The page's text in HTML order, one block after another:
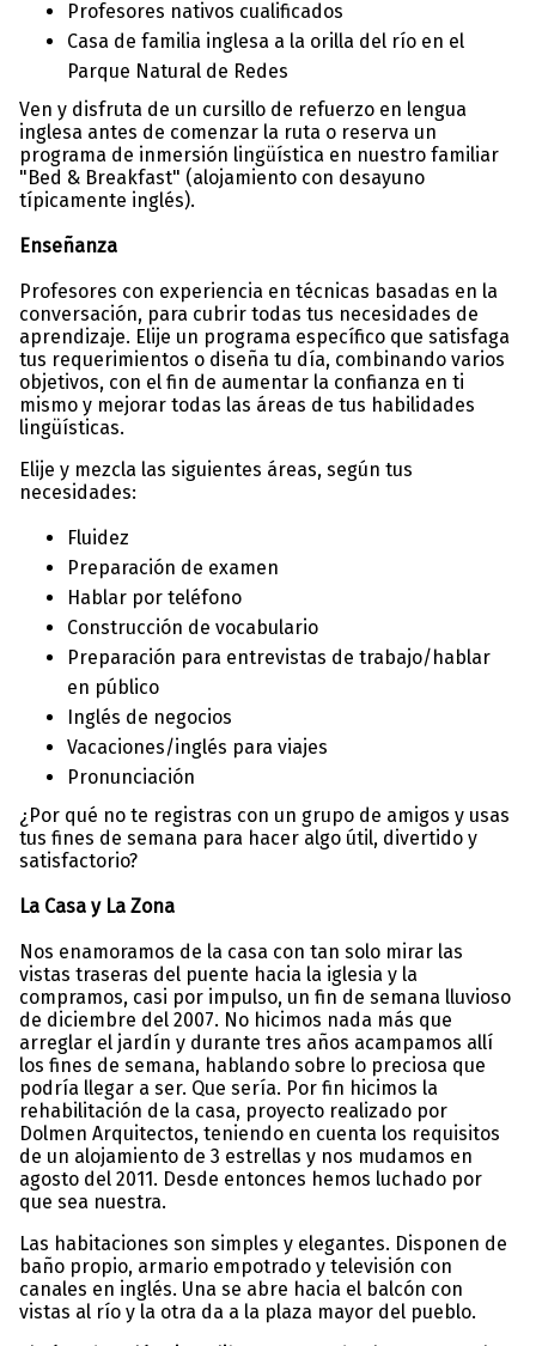
Profesores nativos cualificados
Casa de familia inglesa a la orilla del río en el
Parque Natural de Redes
Ven y disfruta de un cursillo de refuerzo en lengua
inglesa antes de comenzar la ruta o reserva un
programa de inmersión lingüística en nuestro familiar
"Bed & Breakfast" (alojamiento con desayuno
típicamente inglés).
Enseñanza
Profesores con experiencia en técnicas basadas en la
conversación, para cubrir todas tus necesidades de
aprendizaje. Elije un programa específico que satisfaga
tus requerimientos o diseña tu día, combinando varios
objetivos, con el fin de aumentar la confianza en ti
mismo y mejorar todas las áreas de tus habilidades
lingüísticas.
Elije y mezcla las siguientes áreas, según tus
necesidades:
Fluidez
Preparación de examen
Hablar por teléfono
Construcción de vocabulario
Preparación para entrevistas de trabajo/hablar
en público
Inglés de negocios
Vacaciones/inglés para viajes
Pronunciación
¿Por qué no te registras con un grupo de amigos y usas
tus fines de semana para hacer algo útil, divertido y
satisfactorio?
La Casa y La Zona
Nos enamoramos de la casa con tan solo mirar las
vistas traseras del puente hacia la iglesia y la
compramos, casi por impulso, un fin de semana lluvioso
de diciembre del 2007. No hicimos nada más que
arreglar el jardín y durante tres años acampamos allí
los fines de semana, hablando sobre lo preciosa que
podría llegar a ser. Que sería. Por fin hicimos la
rehabilitación de la casa, proyecto realizado por
Dolmen Arquitectos, teniendo en cuenta los requisitos
de un alojamiento de 3 estrellas y nos mudamos en
agosto del 2011. Desde entonces hemos luchado por
que sea nuestra.
Las habitaciones son simples y elegantes. Disponen de
baño propio, armario empotrado y televisión con
canales en inglés. Una se abre hacia el balcón con
vistas al río y la otra da a la plaza mayor del pueblo.